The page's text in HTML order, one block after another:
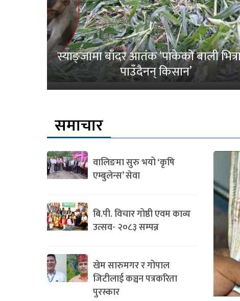
स्याङ्जामा बाँदर आतंक ‘पाकेको बाली
पाउँदैनन् किसान’
समाचार
वालिङमा सुरु भयो ‘कृषि
एम्बुलेन्स’ सेवा
बि.पी. विचार गोष्ठी एवम काव्य
उत्सव- २०८३ सम्पन्न
खेम सारुमगर र गोपाल
जिटीलाई कञ्चन पत्रकरिता
पुरस्कार